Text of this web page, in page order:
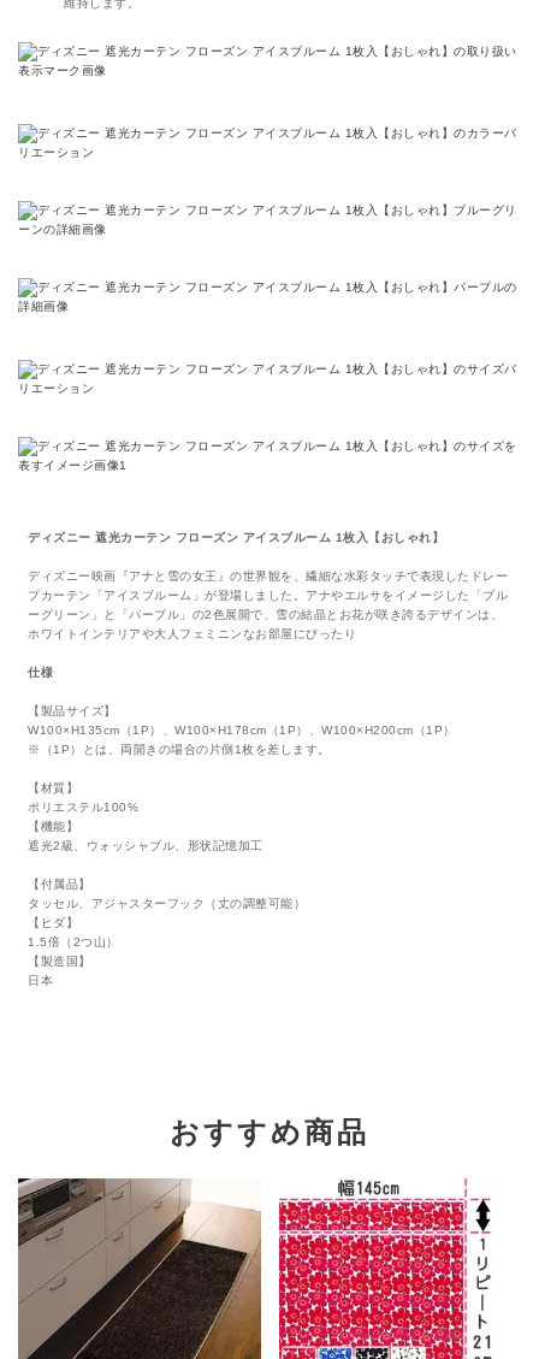
維持します。
ディズニー 遮光カーテン フローズン アイスブルーム 1枚入【おしゃれ】
ディズニー映画『アナと雪の女王』の世界観を、繊細な水彩タッチで表現したドレー
プカーテン「アイスブルーム」が登場しました。アナやエルサをイメージした「ブル
ーグリーン」と「パープル」の2色展開で、雪の結晶とお花が咲き誇るデザインは、
ホワイトインテリアや大人フェミニンなお部屋にぴったり
仕様
【製品サイズ】
W100×H135cm（1P）、W100×H178cm（1P）、W100×H200cm（1P）
※（1P）とは、両開きの場合の片側1枚を差します。
【材質】
ポリエステル100%
【機能】
遮光2級、ウォッシャブル、形状記憶加工
【付属品】
タッセル、アジャスターフック（丈の調整可能）
【ヒダ】
1.5倍（2つ山）
【製造国】
日本
おすすめ商品